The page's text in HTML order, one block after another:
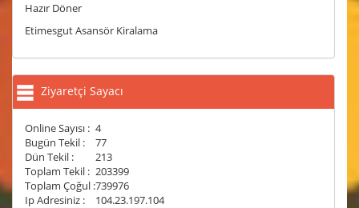
Hazır Döner
Etimesgut Asansör Kiralama
Ziyaretçi Sayacı
Online Sayısı : 4
Bugün Tekil :
77
Dün Tekil :
213
Toplam Tekil : 203399
Toplam Çoğul :739976
Ip Adresiniz :
104.23.197.104